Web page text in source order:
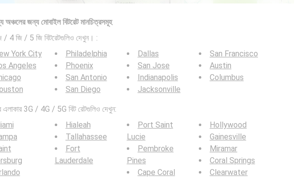
অঞ্চলের জন্য মোবাইল বিটরেট মানচিত্রসমূহ
/ 4 জি / 5 জি বিটরেটগুলিও দেখুন। :
York City
Angeles
Philadelphia
Phoenix
San Antonio
San Diego
Dallas
San Jose
Indianapolis
Jacksonville
San Francisco
Austin
Columbus
এলাকার 3G / 4G / 5G বিট রেটগুলিও দেখুন:
Hialeah
Tallahassee
Fort
Lauderdale
Port Saint
Lucie
Pembroke
Pines
Cape Coral
Hollywood
Gainesville
Miramar
Coral Springs
Clearwater